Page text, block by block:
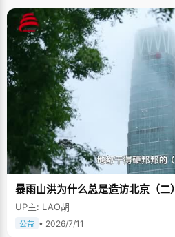
暴雨山洪为什么总是造访北京（二）
UP主: LAO胡
公益 • 2026/7/11